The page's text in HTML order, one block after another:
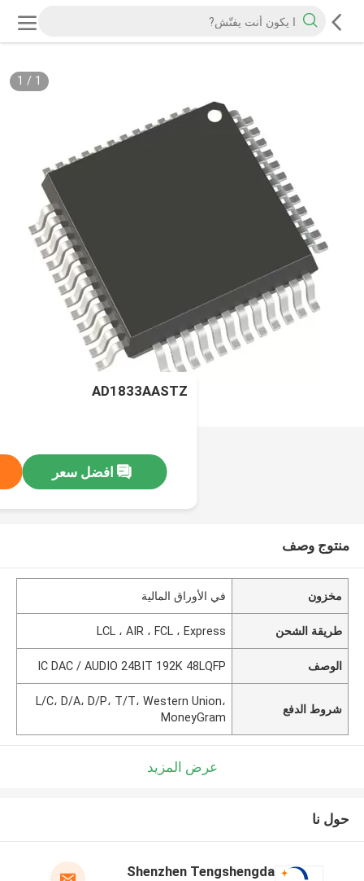
1
/
1
AD1833AASTZ
افضل سعر
منتوج وصف
مخزون في الأوراق المالية
طريقة الشحن LCL ، AIR ، FCL ، Express
الوصف IC DAC / AUDIO 24BIT 192K 48LQFP
شروط الدفع
L/C، D/A، D/P، T/T، Western Union،
MoneyGram
عرض المزيد
حول نا
Shenzhen Tengshengda